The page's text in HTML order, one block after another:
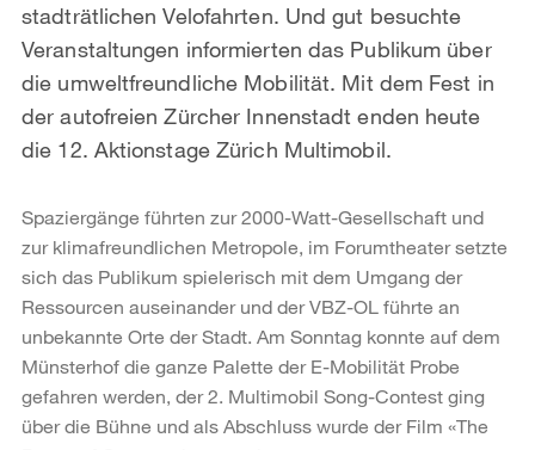
stadträtlichen Velofahrten. Und gut besuchte
Veranstaltungen informierten das Publikum über
die umweltfreundliche Mobilität. Mit dem Fest in
der autofreien Zürcher Innenstadt enden heute
die 12. Aktionstage Zürich Multimobil.
Spaziergänge führten zur 2000-Watt-Gesellschaft und
zur klimafreundlichen Metropole, im Forumtheater setzte
sich das Publikum spielerisch mit dem Umgang der
Ressourcen auseinander und der VBZ-OL führte an
unbekannte Orte der Stadt. Am Sonntag konnte auf dem
Münsterhof die ganze Palette der E-Mobilität Probe
gefahren werden, der 2. Multimobil Song-Contest ging
über die Bühne und als Abschluss wurde der Film «The